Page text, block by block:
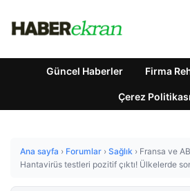
Güncel Haberler Firma
Çerez Politikası
Ana sayfa › Forumlar › Sağlık › Fransa ve
Hantavirüs testleri pozitif çıktı! Ülkelerde